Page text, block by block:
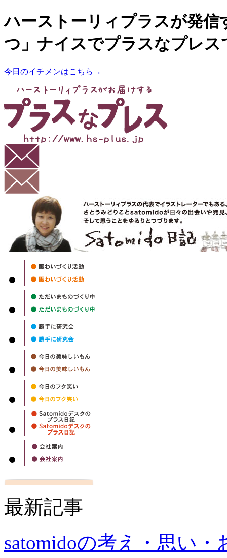
ハーストーリィプラスが発信
つ」ナイスでプラスなプレス
今日のイチメンはこちら→
最新記事
satomidoの考え・思い・